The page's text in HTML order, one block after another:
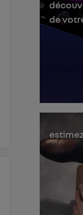
de